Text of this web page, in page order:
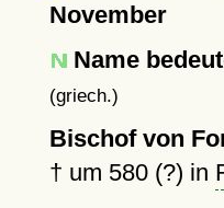
November
Name
(griech.)
Bischof von
† um 580 (?) in